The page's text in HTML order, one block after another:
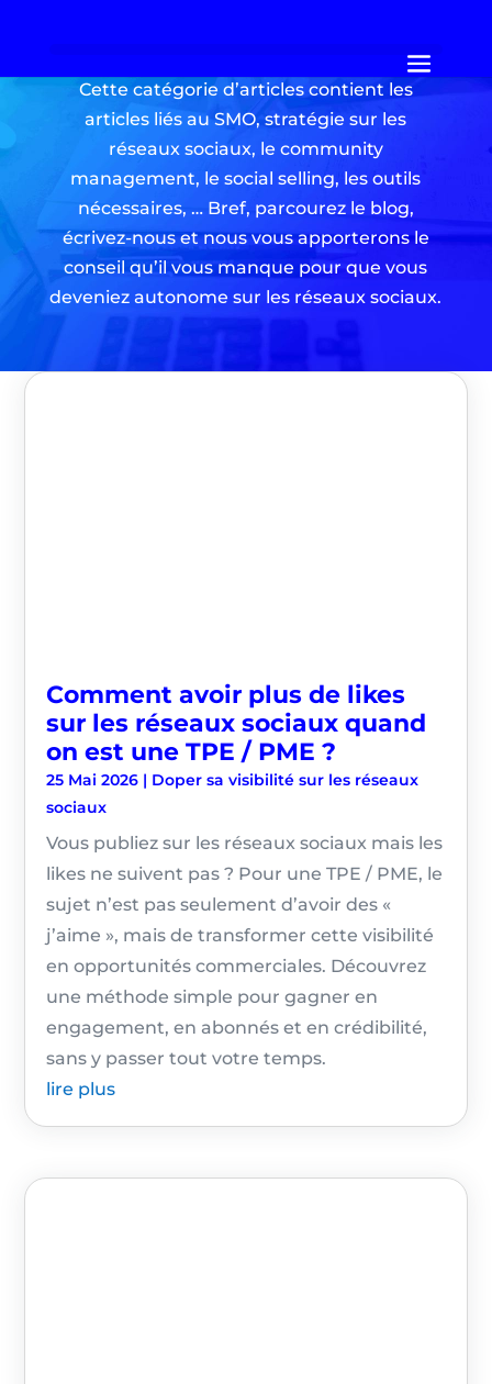
Cette catégorie d’articles contient les
articles liés au SMO, stratégie sur les
réseaux sociaux, le community
management, le social selling, les outils
nécessaires, … Bref, parcourez le blog,
écrivez-nous et nous vous apporterons le
conseil qu’il vous manque pour que vous
deveniez autonome sur les réseaux sociaux.
Comment avoir plus de likes
sur les réseaux sociaux quand
on est une TPE / PME ?
25 Mai 2026 | Doper sa visibilité sur les réseaux
sociaux
Vous publiez sur les réseaux sociaux mais les
likes ne suivent pas ? Pour une TPE / PME, le
sujet n’est pas seulement d’avoir des «
j’aime », mais de transformer cette visibilité
en opportunités commerciales. Découvrez
une méthode simple pour gagner en
engagement, en abonnés et en crédibilité,
sans y passer tout votre temps.
lire plus